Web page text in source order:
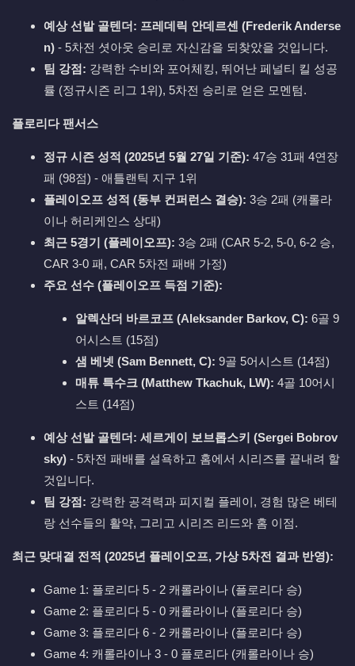
예상 선발 골텐더: 프레데릭 안데르센 (Frederik Anderse
n) - 5차전 셧아웃 승리로 자신감을 되찾았을 것입니다.
팀 강점: 강력한 수비와 포어체킹, 뛰어난 페널티 킬 성공
률 (정규시즌 리그 1위), 5차전 승리로 얻은 모멘텀.
플로리다 팬서스
정규 시즌 성적 (2025년 5월 27일 기준): 47승 31패 4연장
패 (98점) - 애틀랜틱 지구 1위
플레이오프 성적 (동부 컨퍼런스 결승): 3승 2패 (캐롤라
이나 허리케인스 상대)
최근 5경기 (플레이오프): 3승 2패 (CAR 5-2, 5-0, 6-2 승,
CAR 3-0 패, CAR 5차전 패배 가정)
주요 선수 (플레이오프 득점 기준):
알렉산더 바르코프 (Aleksander Barkov, C): 6골 9
어시스트 (15점)
샘 베넷 (Sam Bennett, C): 9골 5어시스트 (14점)
매튜 특수크 (Matthew Tkachuk, LW): 4골 10어시
스트 (14점)
예상 선발 골텐더: 세르게이 보브롭스키 (Sergei Bobrov
sky) - 5차전 패배를 설욕하고 홈에서 시리즈를 끝내려 할
것입니다.
팀 강점: 강력한 공격력과 피지컬 플레이, 경험 많은 베테
랑 선수들의 활약, 그리고 시리즈 리드와 홈 이점.
최근 맞대결 전적 (2025년 플레이오프, 가상 5차전 결과 반영):
Game 1: 플로리다 5 - 2 캐롤라이나 (플로리다 승)
Game 2: 플로리다 5 - 0 캐롤라이나 (플로리다 승)
Game 3: 플로리다 6 - 2 캐롤라이나 (플로리다 승)
Game 4: 캐롤라이나 3 - 0 플로리다 (캐롤라이나 승)